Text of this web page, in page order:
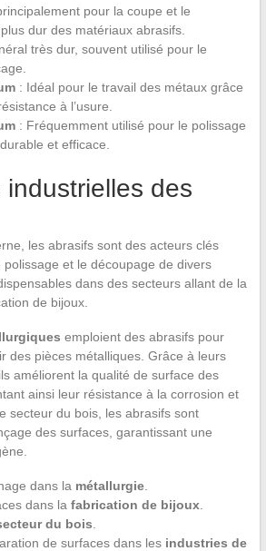
pour la coupe et le
dur des matériaux abrasifs.
très dur, souvent utilisé pour le
: Idéal pour le travail des métaux grâce
à l’usure.
: Fréquemment utilisé pour le polissage
et efficace.
industrielles des
les abrasifs sont des acteurs clés
et le découpage de divers
dans des secteurs allant de la
de bijoux.
emploient des abrasifs pour
des pièces métalliques. Grâce à leurs
améliorent la qualité de surface des
ainsi leur résistance à la corrosion et
secteur du bois, les abrasifs sont
des surfaces, garantissant une
dans la métallurgie.
dans la fabrication de bijoux.
du bois
de surfaces dans les industries de